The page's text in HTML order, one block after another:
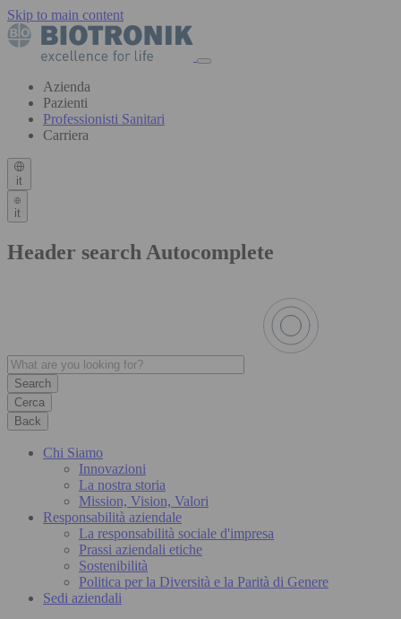
Skip to main content
Azienda
Pazienti
Professionisti Sanitari
Carriera
it
it
Header search Autocomplete
Cerca
Back
Chi Siamo
Innovazioni
La nostra storia
Mission, Vision, Valori
Responsabilità aziendale
La responsabilità sociale d'impresa
Prassi aziendali etiche
Sostenibilità
Politica per la Diversità e la Parità di Genere
Sedi aziendali